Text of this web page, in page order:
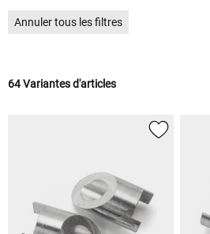
Annuler tous les filtres
64 Variantes d'articles